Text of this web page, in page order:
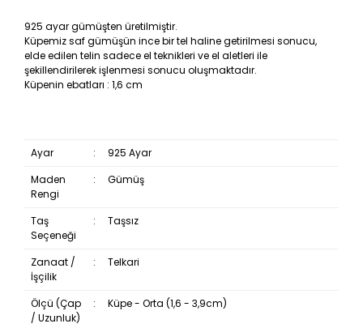
925 ayar gümüşten üretilmiştir.
Küpemiz saf gümüşün ince bir tel haline getirilmesi sonucu,
elde edilen telin sadece el teknikleri ve el aletleri ile
şekillendirilerek işlenmesi sonucu oluşmaktadır.
Küpenin ebatları : 1,6 cm
Ayar :
925 Ayar
Maden
Rengi
: Gümüş
Taş
Seçeneği
: Taşsız
Zanaat /
İşçilik
: Telkari
Ölçü (Çap
/ Uzunluk)
: Küpe - Orta (1,6 - 3,9cm)